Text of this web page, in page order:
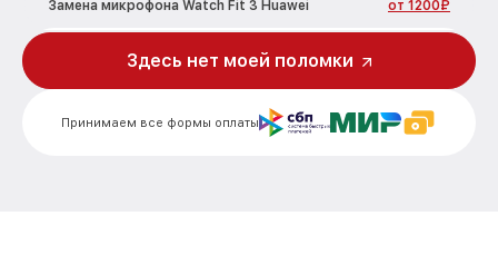
Замена микрофона Watch Fit 3 Huawei от 1200₽
Замена кнопки включения Watch Fit 3
Замена Bluetooth Watch Fit 3 Huawei от 2000₽
Принимаем все формы оплаты
Здесь нет моей поломки